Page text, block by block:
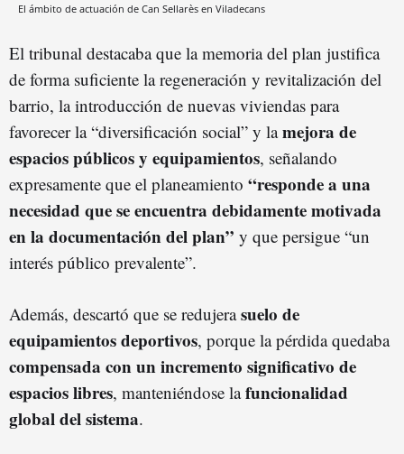
El ámbito de actuación de Can Sellarès en Viladecans
El tribunal destacaba que la memoria del plan justifica
de forma suficiente la regeneración y revitalización del
barrio, la introducción de nuevas viviendas para
favorecer la “diversificación social” y lamejora de
espacios públicos y equipamientos, señalando
expresamente que el planeamiento “responde a una
necesidad que se encuentra debidamente motivada
en la documentación del plan” y que persigue “un
interés público prevalente”.
Además, descartó que se redujerasuelo de
equipamientos deportivos, porque la pérdida quedaba
compensada con un incremento significativo de
espacios libres, manteniéndose lafuncionalidad
global del sistema.